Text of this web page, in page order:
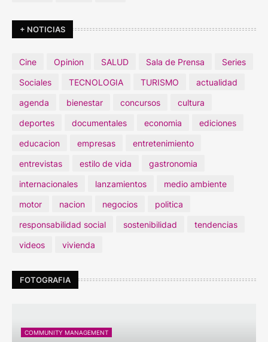
+ NOTICIAS
Cine Opinion SALUD Sala de Prensa
Series
Sociales
TECNOLOGIA TURISMO
actualidad
agenda
bienestar concursos
cultura
deportes
documentales economia
ediciones
educacion
empresas
entretenimiento
entrevistas
estilo de vida
gastronomia
internacionales
lanzamientos
medio ambiente
motor
nacion negocios
politica
responsabilidad social
sostenibilidad
tendencias
videos
vivienda
FOTOGRAFIA
COMMUNITY MANAGEMENT